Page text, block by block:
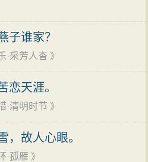
子谁家？
·采芳人杳 》
恋天涯。
·清明时节 》
，故人心眼。
·孤雁 》